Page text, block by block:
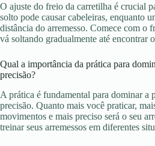
O ajuste do freio da carretilha é crucial
solto pode causar cabeleiras, enquanto
distância do arremesso. Comece com o
vá soltando gradualmente até encontrar
Qual a importância da prática para
precisão?
A prática é fundamental para dominar a
precisão. Quanto mais você praticar,
movimentos e mais preciso será o seu
treinar seus arremessos em diferentes